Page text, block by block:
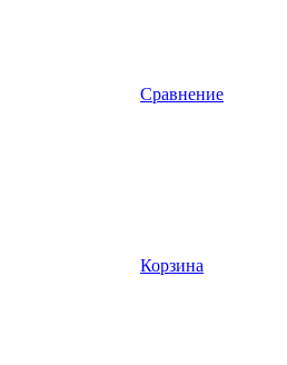
Сравнение
Корзина